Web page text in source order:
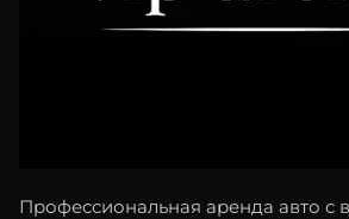
Профессиональная аренда авто с